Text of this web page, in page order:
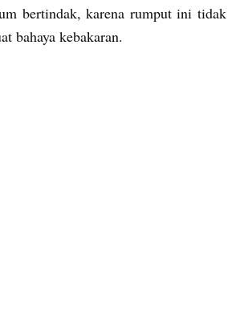
bertindak, karena rumput ini tidak
bahaya kebakaran.